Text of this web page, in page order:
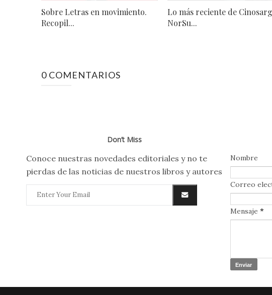
Sobre Letras en movimiento.
Recopil...
Lo más reciente de
NorSu...
0 COMENTARIOS
Don’t Miss
Conoce nuestras novedades editoriales y no te
pierdas de las noticias de nuestros libros y autores
Nombre
Correo
Mensaje *